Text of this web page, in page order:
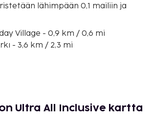
lähimpään 0,1 mailiin ja
Village - 0,9 km / 0,6 mi
- 3,6 km / 2,3 mi
/ 6,6 mi
Ultra All Inclusive kartta